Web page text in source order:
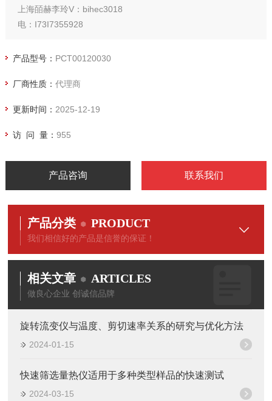
上海皕赫李玲V：bihec3018
电：I73I7355928
产品型号： PCT00120030
厂商性质： 代理商
更新时间： 2025-12-19
访 问 量： 955
产品咨询 联系我们
产品分类 PRODUCT
我们相信好的产品是信誉的保证！
相关文章 ARTICLES
做良心企业 创诚信品牌
旋转流变仪与温度、剪切速率关系的研究与优化方法
2024-01-15
快速筛选量热仪适用于多种类型样品的快速测试
2024-03-15